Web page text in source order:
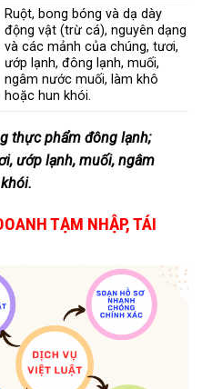
Ruột, bong bóng và dạ dày
động vật (trừ cá), nguyên dạng
và các mảnh của chúng, tươi,
ướp lạnh, đông lạnh, muối,
ngâm nước muối, làm khô
hoặc hun khói.
thực phẩm đông lạnh;
ướp lạnh, muối, ngâm
TẠM NHẬP, TÁI